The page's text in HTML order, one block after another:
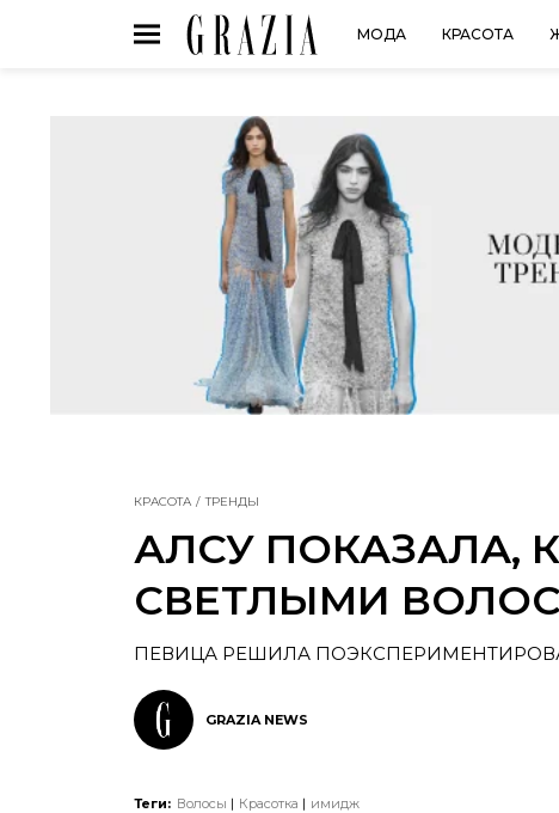
МОДА КРАСОТА
КРАСОТА ТРЕНДЫ
АЛСУ ПОКАЗАЛА,
СВЕТЛЫМИ
ПЕВИЦА РЕШИЛА
GRAZIA NEWS
Теги: Волосы Красотка имидж